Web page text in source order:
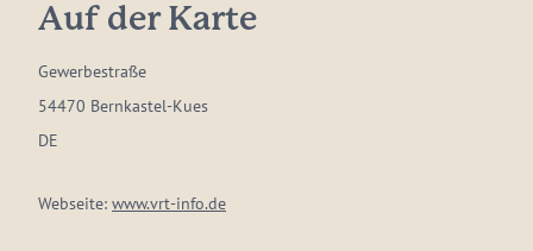
Auf der Karte
Gewerbestraße
54470 Bernkastel-Kues
DE
Webseite: www.vrt-info.de